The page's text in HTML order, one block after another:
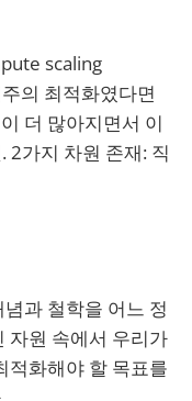
scaling
의 최적화였다면
더 많아지면서 이
2가지 차원 존재: 직
과 철학을 어느 정
자원 속에서 우리가
적화해야 할 목표를